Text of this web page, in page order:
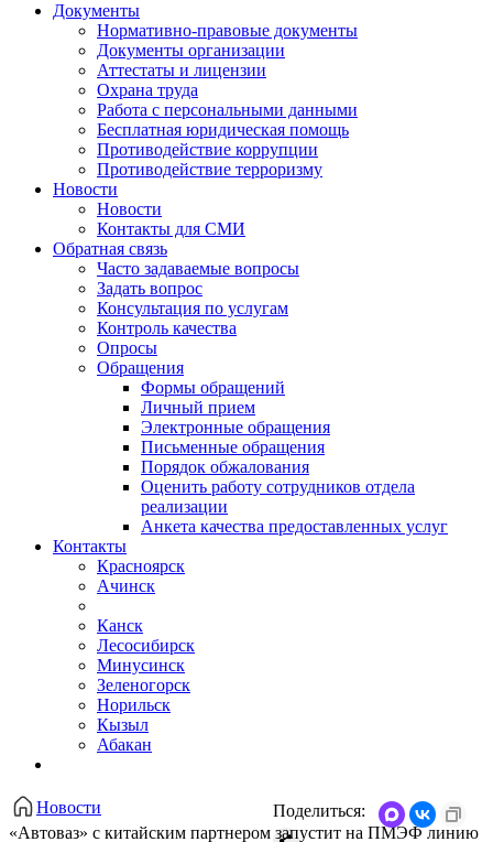
Документы
Нормативно-правовые документы
Документы организации
Аттестаты и лицензии
Охрана труда
Работа с персональными данными
Бесплатная юридическая помощь
Противодействие коррупции
Противодействие терроризму
Новости
Новости
Контакты для СМИ
Обратная связь
Часто задаваемые вопросы
Задать вопрос
Консультация по услугам
Контроль качества
Опросы
Обращения
Формы обращений
Личный прием
Электронные обращения
Письменные обращения
Порядок обжалования
Оценить работу сотрудников отдела
реализации
Анкета качества предоставленных услуг
Контакты
Красноярск
Ачинск
Канск
Лесосибирск
Минусинск
Зеленогорск
Норильск
Кызыл
Абакан
Новости
«Автоваз» с китайским партнером запустит на ПМЭФ линию
Поделиться: